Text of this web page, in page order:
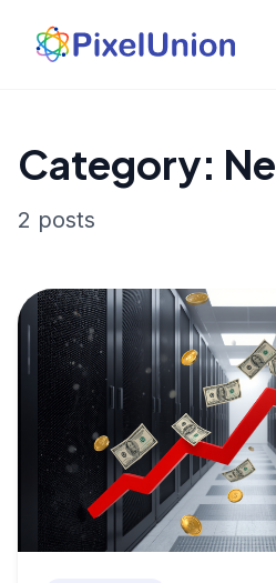
Category:
2 posts